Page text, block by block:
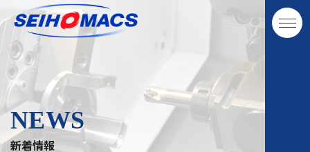
NEWS
新着情報